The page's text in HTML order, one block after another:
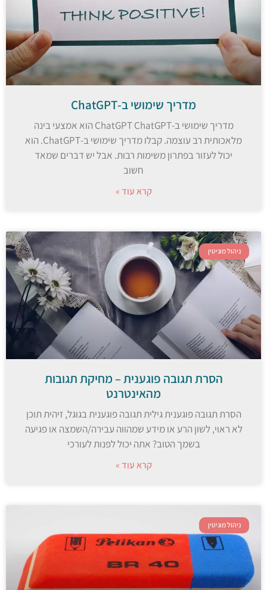
מדריך שימושי ב-ChatGPT
מדריך שימושי ב-ChatGPT ChatGPT הוא אמצעי בינה
מלאכותית רב עוצמה. קבלו מדריך שימושי ב-ChatGPT. הוא
יכול לעזור בפתרון משימות רבות. אבל יש דברים שמאד
חשוב
קרא עוד »
ניהול מוניטין
הסרת תגובה פוגענית – מחיקת תגובות
מהאינטרנט
הסרת תגובה פוגענית גילית תגובה פוגענית בגוגל, זיהית תוכן
לא ראוי, לשון הרע או מידע שמהווה עבירה/השמצה או פגיעה
בשמך הטוב? אתה יכול לפנות לעורכי
קרא עוד »
ניהול מוניטין